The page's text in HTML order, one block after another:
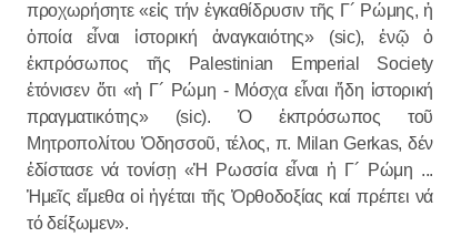
προχωρήσητε «εἰς τήν ἐγκαθίδρυσιν τῆς Γ´ Ρώμης, ἡ
ὁποία εἶναι ἱστορική ἀναγκαιότης» (sic), ἐνῷ ὁ
ἐκπρόσωπος τῆς Palestinian Emperial Society
ἐτόνισεν ὅτι «ἡ Γ´ Ρώμη - Μόσχα εἶναι ἤδη ἱστορική
πραγματικότης» (sic). Ὁ ἐκπρόσωπος τοῦ
Μητροπολίτου Ὀδησσοῦ, τέλος, π. Milan Gerkas, δέν
ἐδίστασε νά τονίσῃ «Ἡ Ρωσσία εἶναι ἡ Γ´ Ρώμη ...
Ἡμεῖς εἴμεθα οἱ ἡγέται τῆς Ὀρθοδοξίας καί πρέπει νά
τό δείξωμεν».